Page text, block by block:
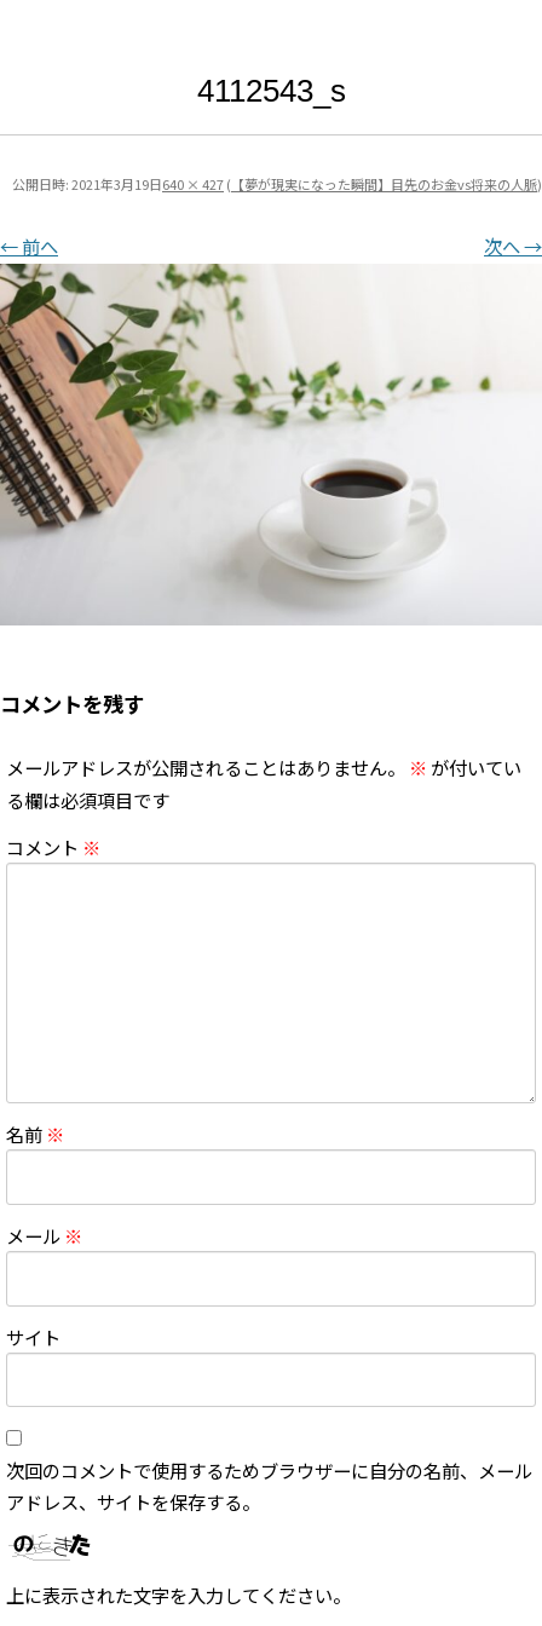
4112543_s
公開日時:2021年3月19日640 × 427( 【夢が現実になった瞬間】目先のお金vs将来の人脈)
← 前へ 次へ →
コメントを残す
メールアドレスが公開されることはありません。 ※ が付いてい
る欄は必須項目です
コメント ※
名前 ※
メール ※
サイト
次回のコメントで使用するためブラウザーに自分の名前、メール
アドレス、サイトを保存する。
上に表示された文字を入力してください。